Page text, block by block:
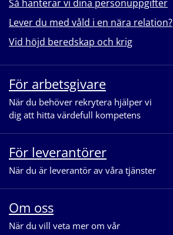
Så hanterar vi dina personuppgifter
Lever du med våld i en nära relation?
Vid höjd beredskap och krig
För arbetsgivare
När du behöver rekrytera hjälper vi
dig att hitta värdefull kompetens
För leverantörer
När du är leverantör av våra tjänster
Om oss
När du vill veta mer om vår